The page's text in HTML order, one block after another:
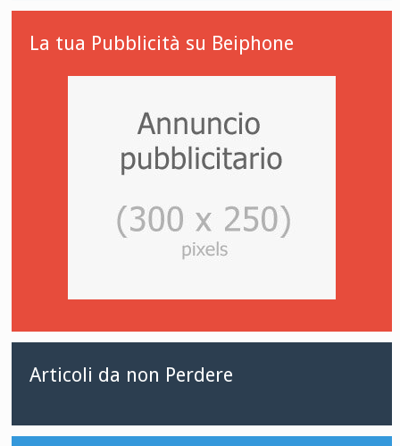
La tua Pubblicità su Beiphone
Articoli da non Perdere